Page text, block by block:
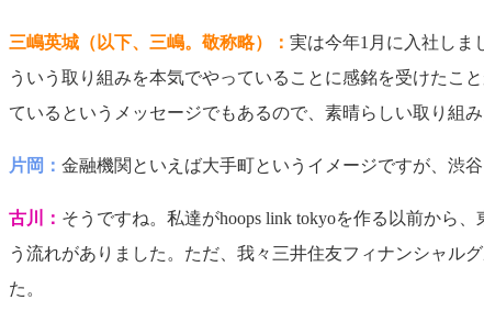
三嶋英城（以下、三嶋。敬称略）： 実は今年1月に入社しま
ういう取り組みを本気でやっていることに感銘を受けたこ
ているというメッセージでもあるので、素晴らしい取り組み
片岡： 金融機関といえば大手町というイメージですが、渋
古川： そうですね。私達がhoops link tokyoを作る以前から
う流れがありました。ただ、我々三井住友フィナンシャル
た。